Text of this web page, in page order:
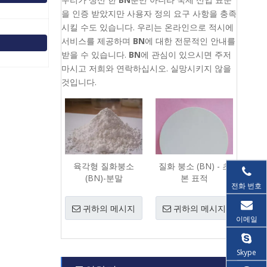
을 인증 받았지만 사용자 정의 요구 사항을 충족
시킬 수도 있습니다. 우리는 온라인으로 적시에
서비스를 제공하며 BN에 대한 전문적인 안내를
받을 수 있습니다. BN에 관심이 있으시면 주저
마시고 저희와 연락하십시오. 실망시키지 않을
것입니다.
육각형 질화붕소
(BN)-분말
귀하의 메시지
질화 붕소 (BN) - 초
본 표적
귀하의 메시지
전화 번호
이메일
Skype